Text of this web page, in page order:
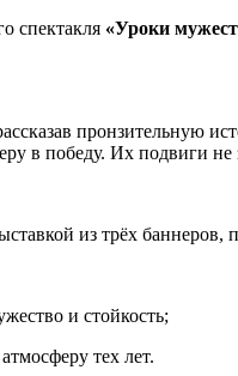
спектакля «Уроки
пронзительную
в победу. Их подвиги не
из трёх баннеров,
и стойкость;
атмосферу тех лет.